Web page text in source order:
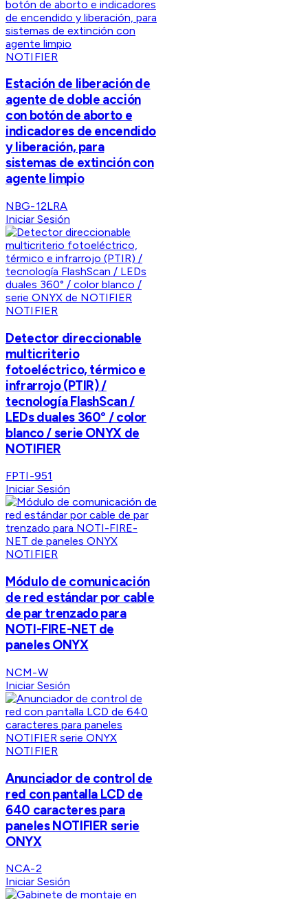
NOTIFIER
Estación de liberación de
agente de doble acción
con botón de aborto e
indicadores de encendido
y liberación, para
sistemas de extinción con
agente limpio
NBG-12LRA
Iniciar Sesión
NOTIFIER
Detector direccionable
multicriterio
fotoeléctrico, térmico e
infrarrojo (PTIR) /
tecnología FlashScan /
LEDs duales 360° / color
blanco / serie ONYX de
NOTIFIER
FPTI-951
Iniciar Sesión
NOTIFIER
Módulo de comunicación
de red estándar por cable
de par trenzado para
NOTI-FIRE-NET de
paneles ONYX
NCM-W
Iniciar Sesión
NOTIFIER
Anunciador de control de
red con pantalla LCD de
640 caracteres para
paneles NOTIFIER serie
ONYX
NCA-2
Iniciar Sesión